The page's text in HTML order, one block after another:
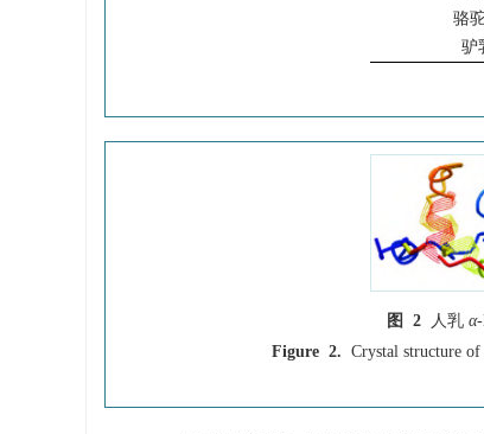
骆
驴
图 2 人乳 α
Figure 2. Crystal structure